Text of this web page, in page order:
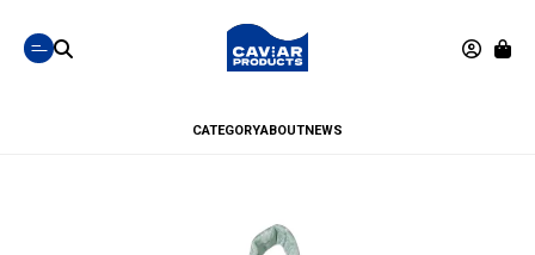
CATEGORYABOUTNEWS